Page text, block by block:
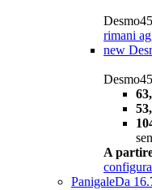
rimani
new
A
configura
PanigaleDa